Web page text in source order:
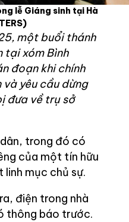
lễ Giáng sinh tại Hà
một buổi thánh
tại xóm Bình
đoạn khi chính
yêu cầu dừng
đưa về trụ sở
trong đó có
của một tín hữu
mục chủ sự.
điện trong nhà
thông báo trước.